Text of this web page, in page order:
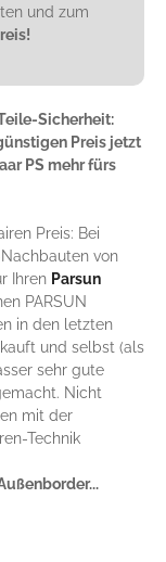
und zum
Sicherheit:
Preis jetzt
PS mehr fürs
Preis: Bei
von
Ihren Parsun
PARSUN
in den letzten
und selbst (als
sehr gute
Nicht
mit der
Technik